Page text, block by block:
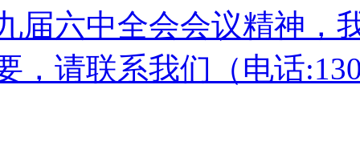
届六中全会会议精神，
请联系我们（电话